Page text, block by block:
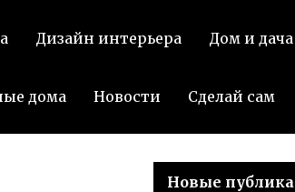
Дизайн интерьера Дом и дача
дома Новости Сделай сам
Новые